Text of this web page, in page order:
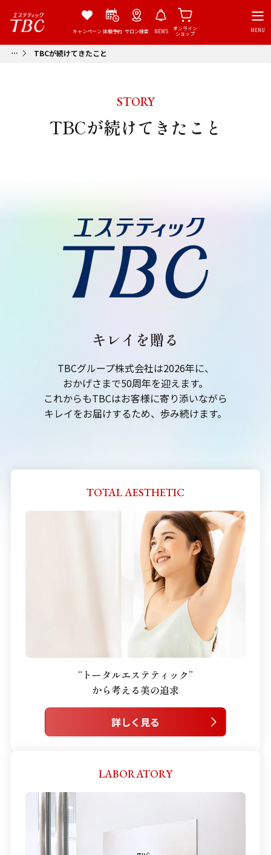
キャンペーン体験予約 サロン検索 NEWS
オンライン
ショップ
MENU
TBCが続けてきたこと
STORY
TBCが続けてきたこと
キレイを贈る
TBCグループ株式会社は2026年に、
おかげさまで50周年を迎えます。
これからもTBCはお客様に寄り添いながら
キレイをお届けするため、歩み続けます。
TOTAL AESTHETIC
“トータルエステティック”
から考える美の追求
詳しく見る
LABORATORY